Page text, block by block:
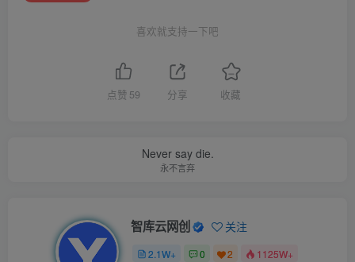
喜欢就支持一下吧
点赞 59 分享 收藏
Never say die.
永不言弃
智库云网创 关注
2.1W+ 0 2 1125W+